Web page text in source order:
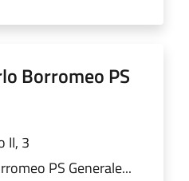
Borromeo PS
II, 3
PS Generale...